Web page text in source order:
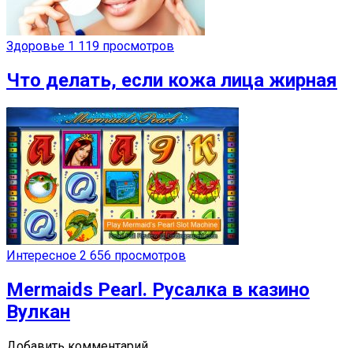
Здоровье 1 119 просмотров
Что делать, если кожа лица жирная
Интересное 2 656 просмотров
Mermaids Pearl. Русалка в казино
Вулкан